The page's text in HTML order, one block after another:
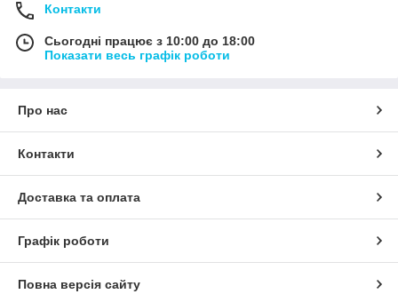
Контакти
Сьогодні працює з 10:00 до 18:00
Показати весь графік роботи
Про нас
Контакти
Доставка та оплата
Графік роботи
Повна версія сайту